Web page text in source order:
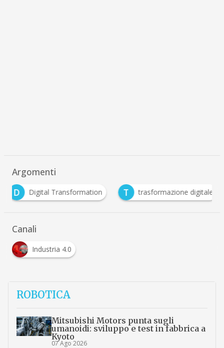
Argomenti
D
Digital Transformation T trasformazione digitale
Canali
Industria 4.0
ROBOTICA
Mitsubishi Motors punta sugli
umanoidi: sviluppo e test in fabbrica a
Kyoto
07 Ago 2026